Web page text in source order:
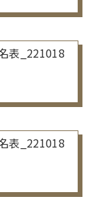
表_221018
表_221018